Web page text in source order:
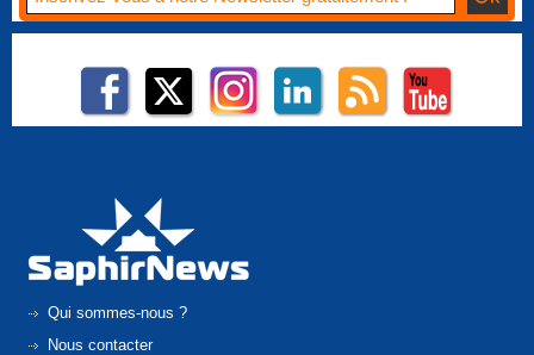
Qui sommes-nous ?
Nous contacter